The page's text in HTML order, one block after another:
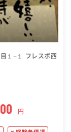
１−１ フレスポ西
円